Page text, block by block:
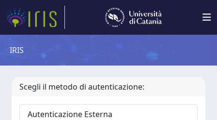
IRIS
Scegli il metodo di autenticazione:
Autenticazione Esterna